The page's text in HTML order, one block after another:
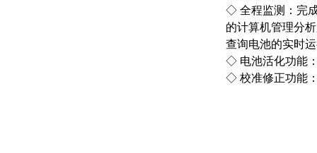
◇ 全程监测：完
的计算机管理分
查询电池的实时
◇ 电池活化功能
◇ 校准修正功能